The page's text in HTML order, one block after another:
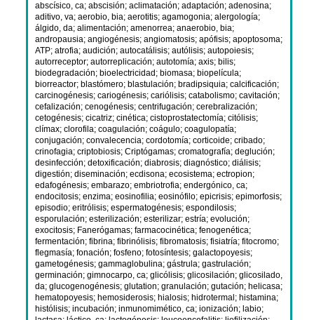
abscísico, ca;abscisión;aclimatación;adaptación;adenosina;
aditivo, va;aerobio, bia;aerotitis;agamogonia;alergología;
álgido, da;alimentación;amenorrea;anaerobio, bia;
andropausia;angiogénesis;angiomatosis;apófisis;apoptosoma;
ATP;atrofia;audición;autocatálisis;autólisis;autopoiesis;
autorreceptor;autorreplicación;autotomía;axis; bilis;
biodegradación; bioelectricidad ; biomasa; biopelícula;
biorreactor; blastómero; blastulación; bradipsiquia;calcificación;
carcinogénesis;cariogénesis;cariólisis;catabolismo;cavitación;
cefalización;cenogénesis;centrifugación;cerebralización;
cetogénesis;cicatriz;cinética;cistoprostatectomía;citólisis;
clímax;clorofila;coagulación;coágulo;coagulopatía;
conjugación;convalecencia;cordotomía;corticoide;cribado;
crinofagia;criptobiosis;Criptógamas;cromatografía;deglución;
desinfección;detoxificación;diabrosis;diagnóstico;diálisis;
digestión;diseminación;ecdisona;ecosistema;ectropion;
edafogénesis;embarazo;embriotrofia;endergónico, ca;
endocitosis;enzima;eosinofilia;eosinófilo;epicrisis;epimorfosis;
episodio;eritrólisis;espermatogénesis;espondilosis;
esporulación;esterilización;esterilizar;estría;evolución;
exocitosis; Fanerógamas;farmacocinética;fenogenética;
fermentación;fibrina;fibrinólisis;fibromatosis;fisiatría;fitocromo;
flegmasía;fonación;fosfeno;fotosíntesis;galactopoyesis;
gametogénesis;gammaglobulina;gástrula;gastrulación;
germinación;gimnocarpo, ca;glicólisis;glicosilación;glicosilado,
da;glucogenogénesis;glutation;granulación;gutación; helicasa;
hematopoyesis; hemosiderosis; hialosis; hidrotermal ; histamina;
histólisis;incubación;inmunomimético, ca;ionización; labio;